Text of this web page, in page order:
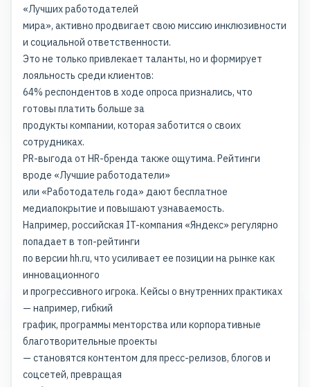
«Лучших работодателей
мира», активно продвигает свою миссию инклюзивности
и социальной ответственности.
Это не только привлекает таланты, но и формирует
лояльность среди клиентов:
64% респондентов в ходе опроса признались, что
готовы платить больше за
продукты компании, которая заботится о своих
сотрудниках.
PR-выгода от HR-бренда также ощутима. Рейтинги
вроде «Лучшие работодатели»
или «Работодатель года» дают бесплатное
медиапокрытие и повышают узнаваемость.
Например, российская IT-компания «Яндекс» регулярно
попадает в топ-рейтинги
по версии hh.ru, что усиливает ее позиции на рынке как
инновационного
и прогрессивного игрока. Кейсы о внутренних практиках
— например, гибкий
график, программы менторства или корпоративные
благотворительные проекты
— становятся контентом для пресс-релизов, блогов и
соцсетей, превращая